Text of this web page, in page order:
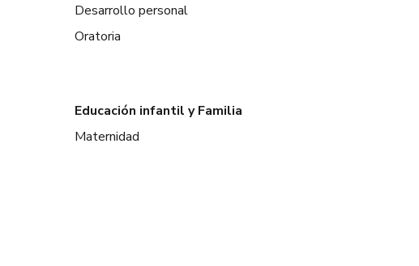
Desarrollo personal
Oratoria
Educación infantil y Familia
Maternidad